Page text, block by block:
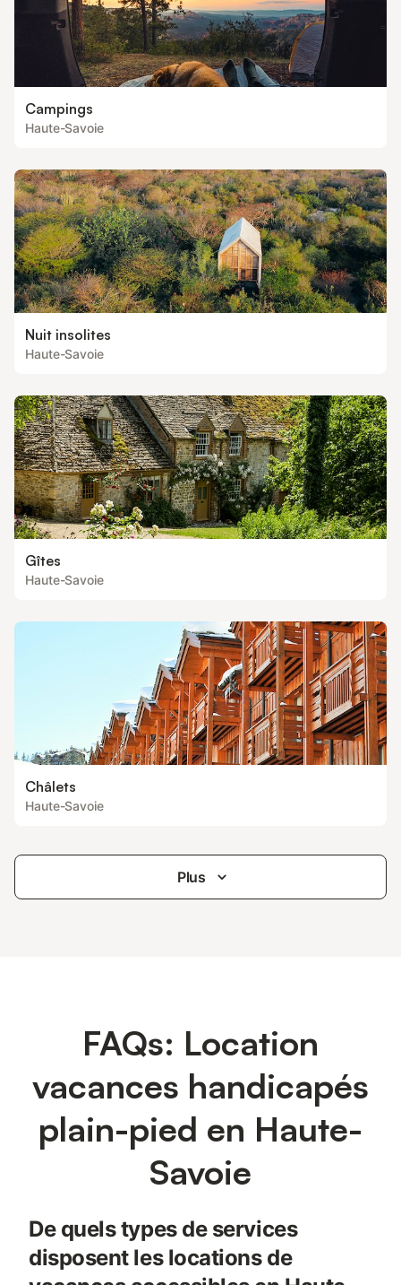
Campings
Haute-Savoie
Nuit insolites
Haute-Savoie
Gîtes
Haute-Savoie
Châlets
Haute-Savoie
Plus
FAQs: Location
vacances handicapés
plain-pied en Haute-
Savoie
De quels types de services
disposent les locations de